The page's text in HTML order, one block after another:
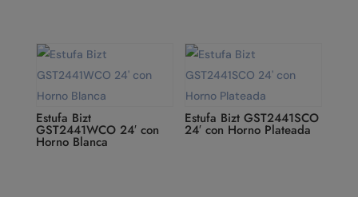
Estufa Bizt
GST2441WCO 24′ con
Horno Blanca
Estufa Bizt GST2441SCO
24′ con Horno Plateada